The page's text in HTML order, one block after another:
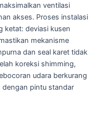
ventilasi
akses. Proses instalasi
ketat: deviasi kusen
mekanisme
dan seal karet tidak
koreksi shimming,
udara berkurang
pintu standar